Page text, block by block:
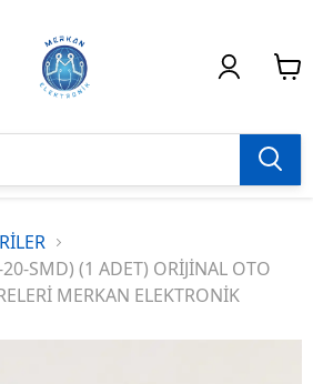
SMD) (1 ADET) ORİJİNAL OTO
MERKAN ELEKTRONİK